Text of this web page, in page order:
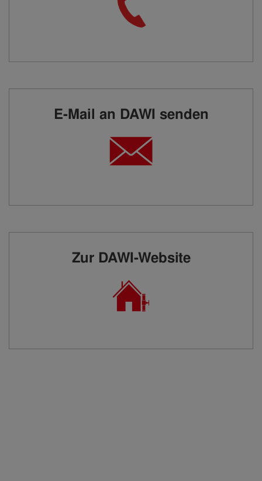
E-Mail an DAWI senden
Zur DAWI-Website